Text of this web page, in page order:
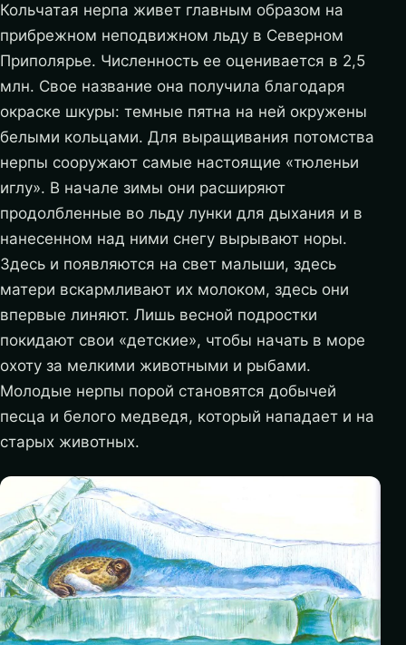
Кольчатая нерпа живет главным образом на
прибрежном неподвижном льду в Северном
Приполярье. Численность ее оценивается в 2,5
млн. Свое название она получила благодаря
окраске шкуры: темные пятна на ней окружены
белыми кольцами. Для выращивания потомства
нерпы сооружают самые настоящие «тюленьи
иглу». В начале зимы они расширяют
продолбленные во льду лунки для дыхания и в
нанесенном над ними снегу вырывают норы.
Здесь и появляются на свет малыши, здесь
матери вскармливают их молоком, здесь они
впервые линяют. Лишь весной подростки
покидают свои «детские», чтобы начать в море
охоту за мелкими животными и рыбами.
Молодые нерпы порой становятся добычей
песца и белого медведя, который нападает и на
старых животных.